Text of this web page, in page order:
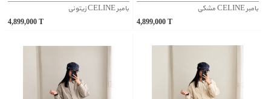
بامبر CELINE زیتونی
4,899,000T
بامبر CELINE مشکی
4,899,000 T